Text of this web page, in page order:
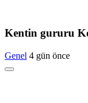
Kentin gururu
Genel 4 gün önce